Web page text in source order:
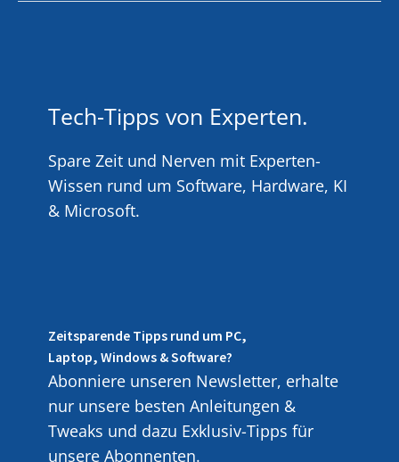
Tech-Tipps von Experten.
Spare Zeit und Nerven mit Experten-
Wissen rund um Software, Hardware, KI
& Microsoft.
Zeitsparende Tipps rund um PC,
Laptop, Windows & Software?
Abonniere unseren Newsletter, erhalte
nur unsere besten Anleitungen &
Tweaks und dazu Exklusiv-Tipps für
unsere Abonnenten.